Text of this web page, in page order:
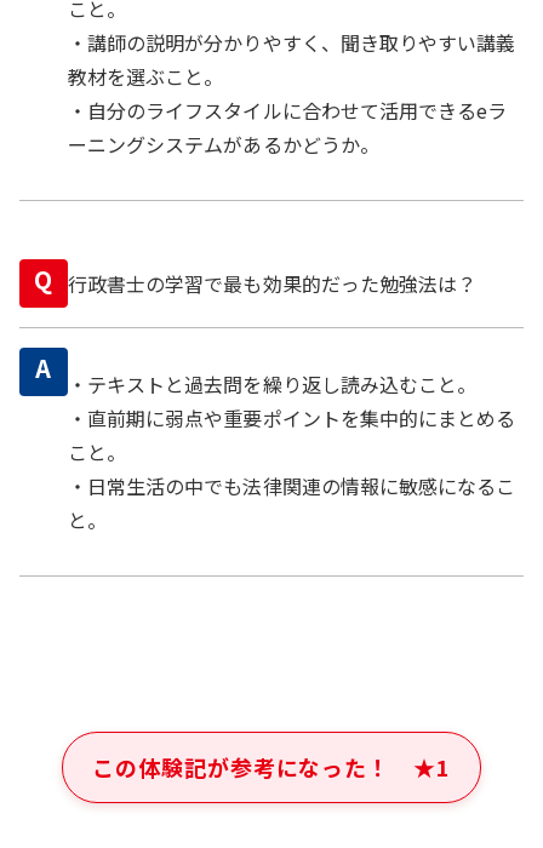
こと。
・講師の説明が分かりやすく、聞き取りやすい講義
教材を選ぶこと。
・自分のライフスタイルに合わせて活用できるeラ
ーニングシステムがあるかどうか。
Q 行政書士の学習で最も効果的だった勉強法は？
A
・テキストと過去問を繰り返し読み込むこと。
・直前期に弱点や重要ポイントを集中的にまとめる
こと。
・日常生活の中でも法律関連の情報に敏感になるこ
と。
この体験記が参考になった！ ★1